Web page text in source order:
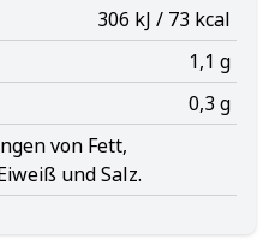
306 kJ / 73 kcal
1,1 g
0,3 g
von Fett,
und Salz.